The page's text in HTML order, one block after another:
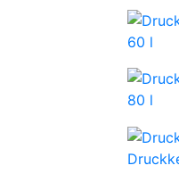
60 l
80 l